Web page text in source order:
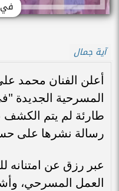
في
آية جمال
أعلن الفنان محمد
المسرحية الجديدة
طارئة لم يتم الكشف
رسالة نشرها على
عبر رزق عن امتنانه
العمل المسرحي،